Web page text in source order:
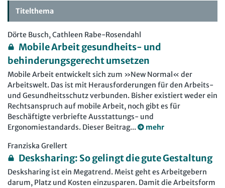
Titelthema
Dörte Busch, Cathleen Rabe-Rosendahl
Mobile Arbeit gesundheits- und
behinderungsgerecht umsetzen
Mobile Arbeit entwickelt sich zum »New Normal« der
Arbeitswelt. Das ist mit Herausforderungen für den Arbeits-
und Gesundheitsschutz verbunden. Bisher existiert weder ein
Rechtsanspruch auf mobile Arbeit, noch gibt es für
Beschäftigte verbriefte Ausstattungs- und
Ergonomiestandards. Dieser Beitrag...
mehr
Franziska Grellert
Desksharing: So gelingt die gute Gestaltung
Desksharing ist ein Megatrend. Meist geht es Arbeitgebern
darum, Platz und Kosten einzusparen. Damit die Arbeitsform